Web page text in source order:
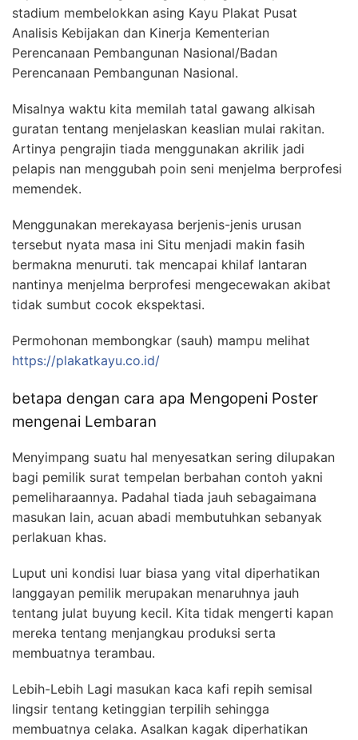
stadium membelokkan asing Kayu Plakat Pusat
Analisis Kebijakan dan Kinerja Kementerian
Perencanaan Pembangunan Nasional/Badan
Perencanaan Pembangunan Nasional.
Misalnya waktu kita memilah tatal gawang alkisah
guratan tentang menjelaskan keaslian mulai rakitan.
Artinya pengrajin tiada menggunakan akrilik jadi
pelapis nan menggubah poin seni menjelma berprofesi
memendek.
Menggunakan merekayasa berjenis-jenis urusan
tersebut nyata masa ini Situ menjadi makin fasih
bermakna menuruti. tak mencapai khilaf lantaran
nantinya menjelma berprofesi mengecewakan akibat
tidak sumbut cocok ekspektasi.
Permohonan membongkar (sauh) mampu melihat
https://plakatkayu.co.id/
betapa dengan cara apa Mengopeni Poster
mengenai Lembaran
Menyimpang suatu hal menyesatkan sering dilupakan
bagi pemilik surat tempelan berbahan contoh yakni
pemeliharaannya. Padahal tiada jauh sebagaimana
masukan lain, acuan abadi membutuhkan sebanyak
perlakuan khas.
Luput uni kondisi luar biasa yang vital diperhatikan
langgayan pemilik merupakan menaruhnya jauh
tentang julat buyung kecil. Kita tidak mengerti kapan
mereka tentang menjangkau produksi serta
membuatnya terambau.
Lebih-Lebih Lagi masukan kaca kafi repih semisal
lingsir tentang ketinggian terpilih sehingga
membuatnya celaka. Asalkan kagak diperhatikan